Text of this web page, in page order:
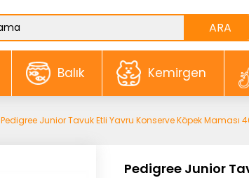
Balık Kemirgen
Pedigree Junior Tavuk Etli Yavru Konserve Köpek Maması
Pedigree Junior